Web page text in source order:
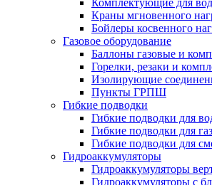
Комплектующие для
Краны мгновенного
Бойлеры косвенного
Газовое оборудование
Баллоны газовые и
Горелки, резаки и
Изолирующие
Пункты ГРПШ
Гибкие подводки
Гибкие подводки для
Гибкие подводки для
Гибкие подводки для
Гидроаккумуляторы
Гидроаккумуляторы
Гидроаккумуляторы с